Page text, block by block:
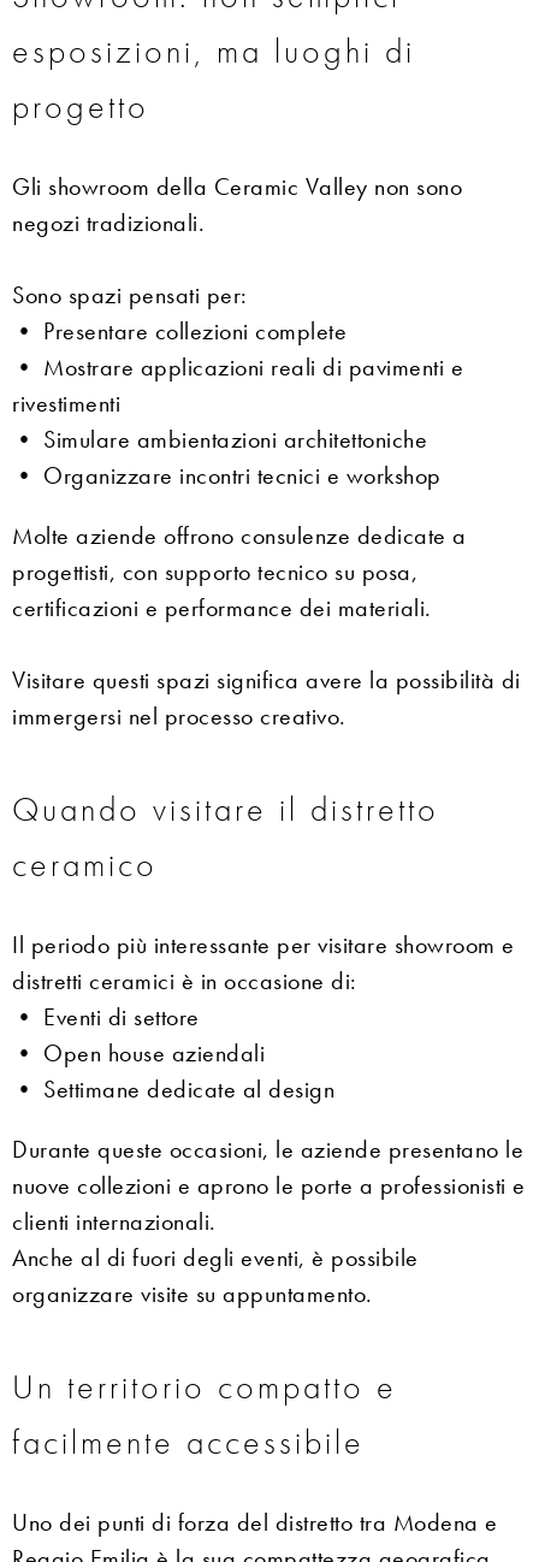
esposizioni, ma luoghi di
progetto
Gli showroom della Ceramic Valley non sono
negozi tradizionali.
Sono spazi pensati per:
• Presentare collezioni complete
• Mostrare applicazioni reali di pavimenti e
rivestimenti
• Simulare ambientazioni architettoniche
• Organizzare incontri tecnici e workshop
Molte aziende offrono consulenze dedicate a
progettisti, con supporto tecnico su posa,
certificazioni e performance dei materiali.
Visitare questi spazi significa avere la possibilità di
immergersi nel processo creativo.
Quando visitare il distretto
ceramico
Il periodo più interessante per visitare showroom e
distretti ceramici è in occasione di:
• Eventi di settore
• Open house aziendali
• Settimane dedicate al design
Durante queste occasioni, le aziende presentano le
nuove collezioni e aprono le porte a professionisti e
clienti internazionali.
Anche al di fuori degli eventi, è possibile
organizzare visite su appuntamento.
Un territorio compatto e
facilmente accessibile
Uno dei punti di forza del distretto tra Modena e